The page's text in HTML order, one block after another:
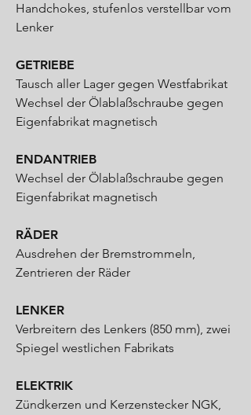
Handchokes, stufenlos verstellbar vom
Lenker
GETRIEBE
Tausch aller Lager gegen Westfabrikat
Wechsel der Ölablaßschraube gegen
Eigenfabrikat magnetisch
ENDANTRIEB
Wechsel der Ölablaßschraube gegen
Eigenfabrikat magnetisch
RÄDER
Ausdrehen der Bremstrommeln,
Zentrieren der Räder
LENKER
Verbreitern des Lenkers (850 mm), zwei
Spiegel westlichen Fabrikats
ELEKTRIK
Zündkerzen und Kerzenstecker NGK,